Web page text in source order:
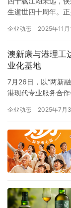
生逝世四十周年。
笔下的剑魄与侠心
会、嘉兴大学承办
…
企业动态 2025年11月
澳新康与港理工
业化基地
7月26日，以“两新
港现代专业服务合
中华海外联谊会副
部长王文序主持。
香…
企业动态 2025年7月